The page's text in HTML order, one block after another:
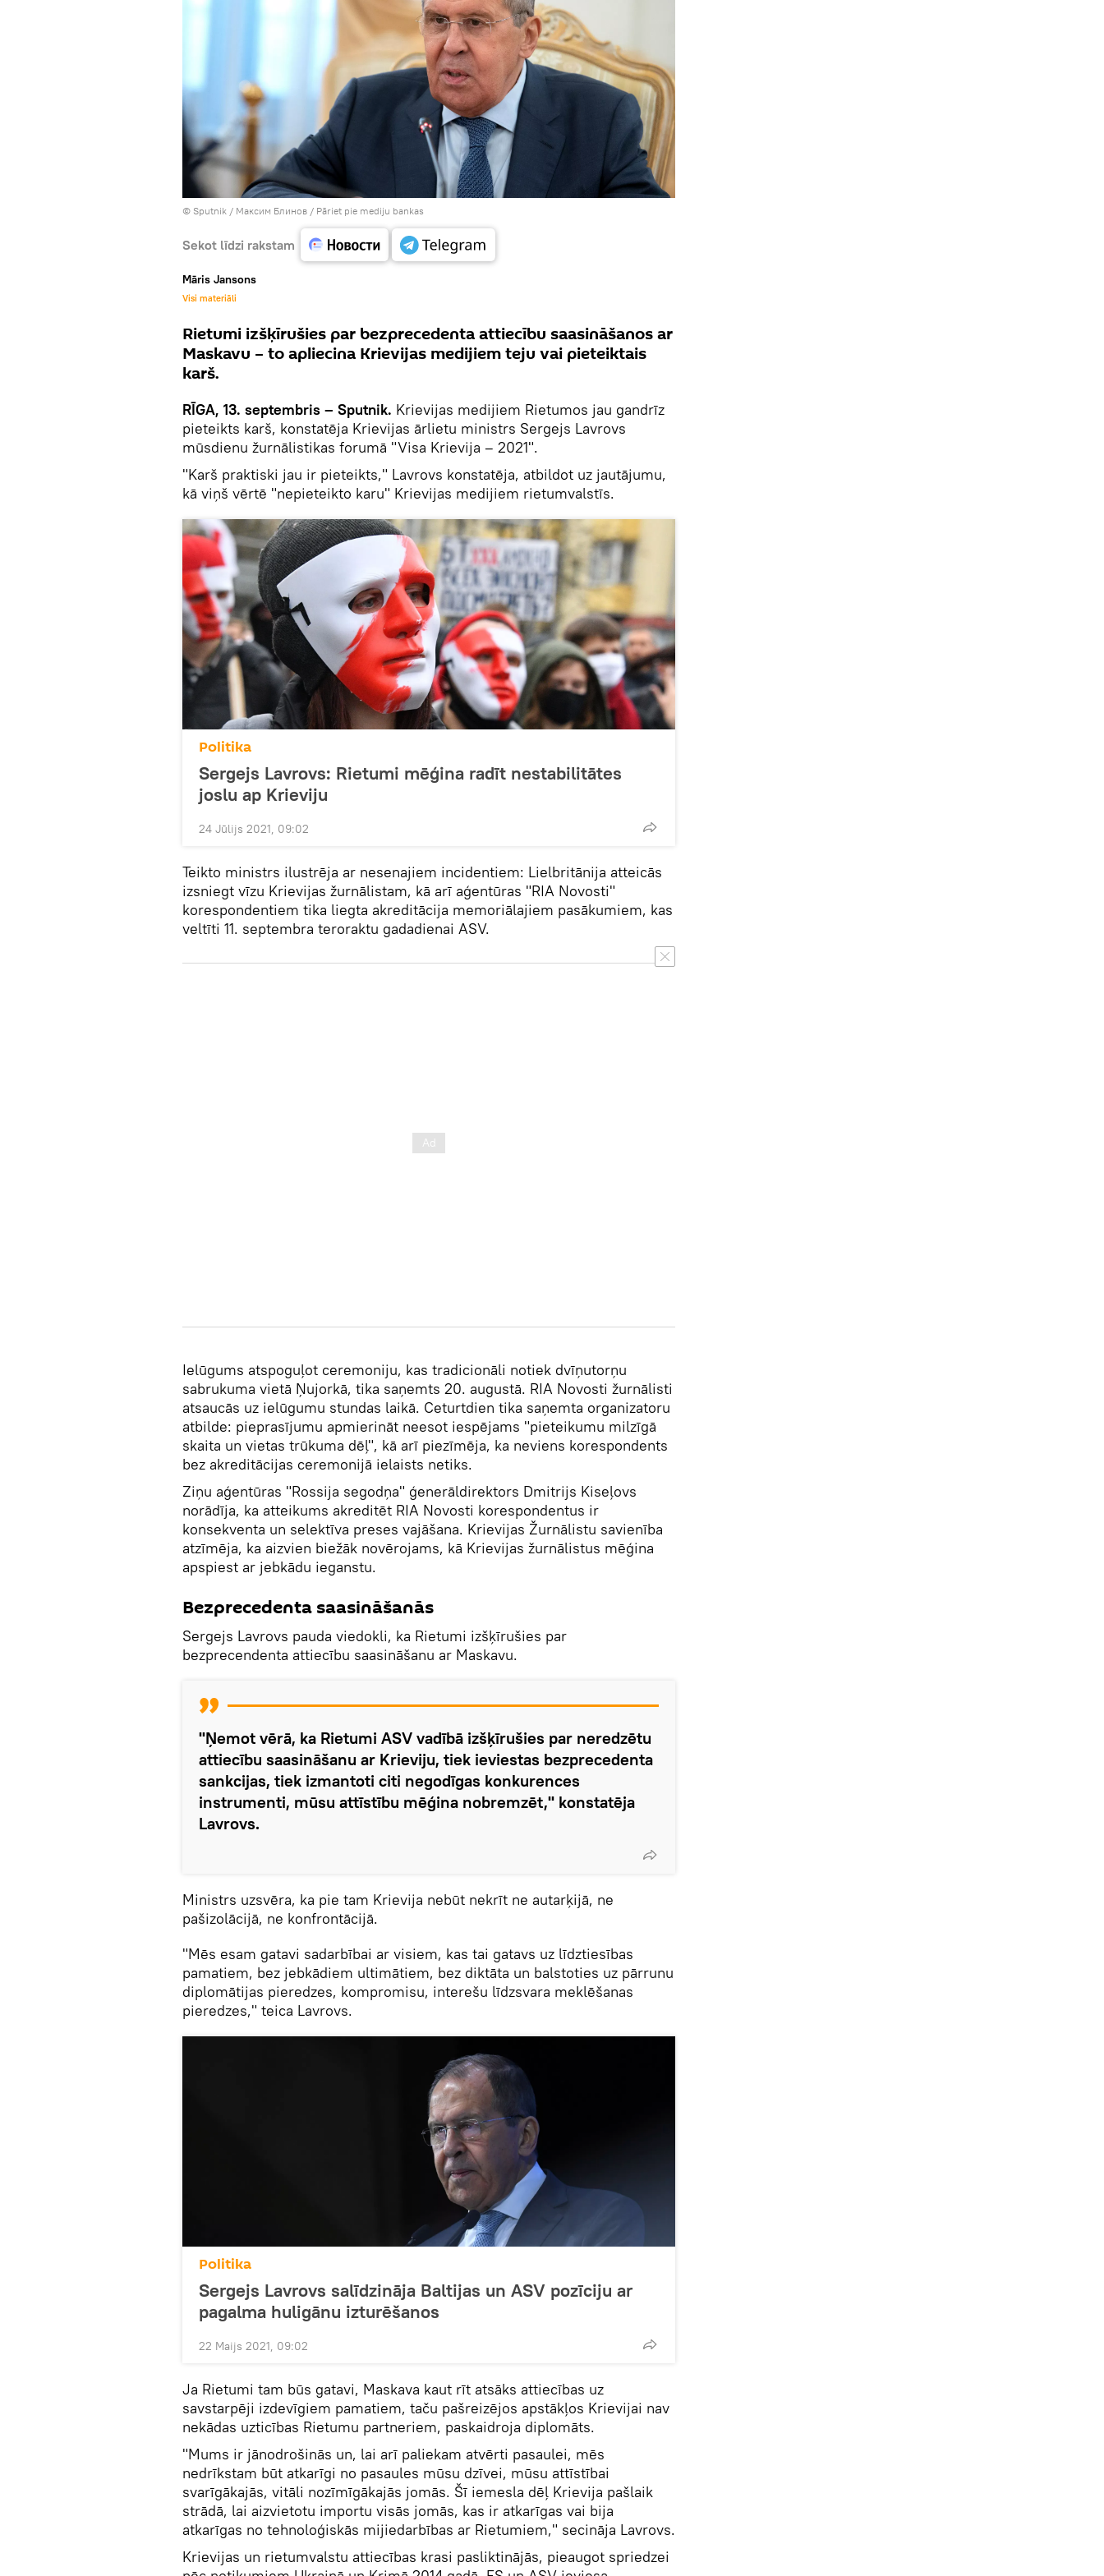
© Sputnik / Максим Блинов / Pāriet pie mediju bankas
Sekot līdzi rakstam
Māris Jansons
Visi materiāli
Rietumi izšķīrušies par bezprecedenta attiecību saasināšanos ar
Maskavu – to apliecina Krievijas medijiem teju vai pieteiktais
karš.
RĪGA, 13. septembris – Sputnik. Krievijas medijiem Rietumos jau gandrīz
pieteikts karš, konstatēja Krievijas ārlietu ministrs Sergejs Lavrovs
mūsdienu žurnālistikas forumā "Visa Krievija – 2021".
"Karš praktiski jau ir pieteikts," Lavrovs konstatēja, atbildot uz jautājumu,
kā viņš vērtē "nepieteikto karu" Krievijas medijiem rietumvalstīs.
Politika
Sergejs Lavrovs: Rietumi mēģina radīt nestabilitātes
joslu ap Krieviju
24 Jūlijs 2021, 09:02
Teikto ministrs ilustrēja ar nesenajiem incidentiem: Lielbritānija atteicās
izsniegt vīzu Krievijas žurnālistam, kā arī aģentūras "RIA Novosti"
korespondentiem tika liegta akreditācija memoriālajiem pasākumiem, kas
veltīti 11. septembra teroraktu gadadienai ASV.
Ielūgums atspoguļot ceremoniju, kas tradicionāli notiek dvīņutorņu
sabrukuma vietā Ņujorkā, tika saņemts 20. augustā. RIA Novosti žurnālisti
atsaucās uz ielūgumu stundas laikā. Ceturtdien tika saņemta organizatoru
atbilde: pieprasījumu apmierināt neesot iespējams "pieteikumu milzīgā
skaita un vietas trūkuma dēļ", kā arī piezīmēja, ka neviens korespondents
bez akreditācijas ceremonijā ielaists netiks.
Ziņu aģentūras "Rossija segodņa" ģenerāldirektors Dmitrijs Kiseļovs
norādīja, ka atteikums akreditēt RIA Novosti korespondentus ir
konsekventa un selektīva preses vajāšana. Krievijas Žurnālistu savienība
atzīmēja, ka aizvien biežāk novērojams, kā Krievijas žurnālistus mēģina
apspiest ar jebkādu ieganstu.
Bezprecedenta saasināšanās
Sergejs Lavrovs pauda viedokli, ka Rietumi izšķīrušies par
bezprecendenta attiecību saasināšanu ar Maskavu.
"Ņemot vērā, ka Rietumi ASV vadībā izšķīrušies par neredzētu
attiecību saasināšanu ar Krieviju, tiek ieviestas bezprecedenta
sankcijas, tiek izmantoti citi negodīgas konkurences
instrumenti, mūsu attīstību mēģina nobremzēt," konstatēja
Lavrovs.
Ministrs uzsvēra, ka pie tam Krievija nebūt nekrīt ne autarķijā, ne
pašizolācijā, ne konfrontācijā.
"Mēs esam gatavi sadarbībai ar visiem, kas tai gatavs uz līdztiesības
pamatiem, bez jebkādiem ultimātiem, bez diktāta un balstoties uz pārrunu
diplomātijas pieredzes, kompromisu, interešu līdzsvara meklēšanas
pieredzes," teica Lavrovs.
Politika
Sergejs Lavrovs salīdzināja Baltijas un ASV pozīciju ar
pagalma huligānu izturēšanos
22 Maijs 2021, 09:02
Ja Rietumi tam būs gatavi, Maskava kaut rīt atsāks attiecības uz
savstarpēji izdevīgiem pamatiem, taču pašreizējos apstākļos Krievijai nav
nekādas uzticības Rietumu partneriem, paskaidroja diplomāts.
"Mums ir jānodrošinās un, lai arī paliekam atvērti pasaulei, mēs
nedrīkstam būt atkarīgi no pasaules mūsu dzīvei, mūsu attīstībai
svarīgākajās, vitāli nozīmīgākajās jomās. Šī iemesla dēļ Krievija pašlaik
strādā, lai aizvietotu importu visās jomās, kas ir atkarīgas vai bija
atkarīgas no tehnoloģiskās mijiedarbības ar Rietumiem," secināja Lavrovs.
Krievijas un rietumvalstu attiecības krasi pasliktinājās, pieaugot spriedzei